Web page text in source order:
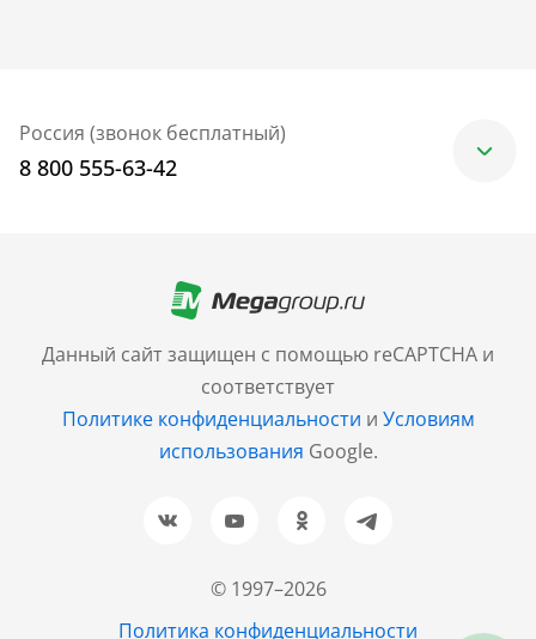
© 1997–2026
Политика конфиденциальности
Данный сайт защищен с помощью reCAPTCHA и
соответствует
Политике конфиденциальности и Условиям
использования Google.
Россия (звонок бесплатный)
8 800 555-63-42
+7 (499) 705-30-10
Санкт-Петербург
+7 (812) 600-77-33
Барнаул
+7 (961) 999-93-93
Новосибирск